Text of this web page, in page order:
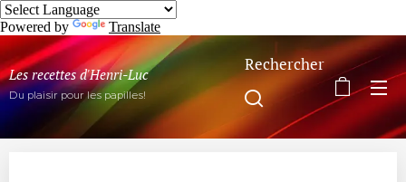
Powered by Translate
Les recettes d'Henri-Luc
Du plaisir pour les papilles!
Rechercher